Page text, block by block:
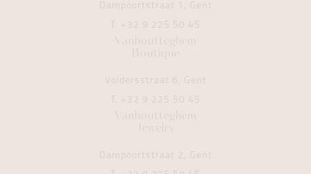
Dampoortstraat 1, Gent
T. +32 9 225 50 45
Vanhoutteghem
Boutique
Voldersstraat 6, Gent
T. +32 9 225 50 45
Vanhoutteghem
Jewelry
Dampoortstraat 2, Gent